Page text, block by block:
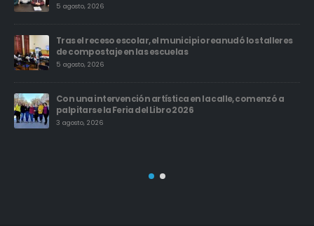
5 agosto, 2026
Tras el receso escolar, el municipio reanudó los talleres
de compostaje en las escuelas
5 agosto, 2026
Con una intervención artística en la calle, comenzó a
palpitarse la Feria del Libro 2026
3 agosto, 2026